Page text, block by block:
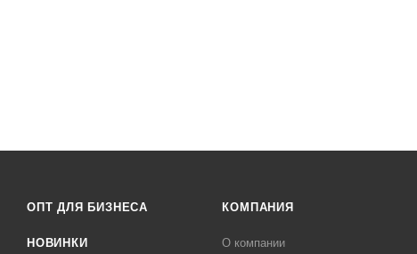
ОПТ ДЛЯ БИЗНЕСА
НОВИНКИ
КОМПАНИЯ
О компании